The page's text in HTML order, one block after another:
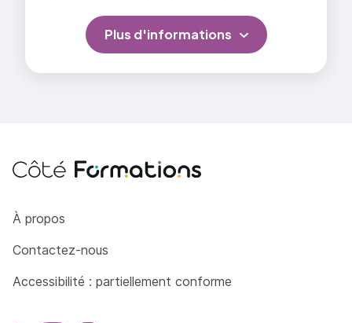
Initiation à l’utilisation du moule résiné pour la
mise en forme de feutre et/ou paille apportés
par les stagiaires (fin).
Plus d'informations
Côté Formations
À propos
Contactez-nous
Accessibilité : partiellement conforme